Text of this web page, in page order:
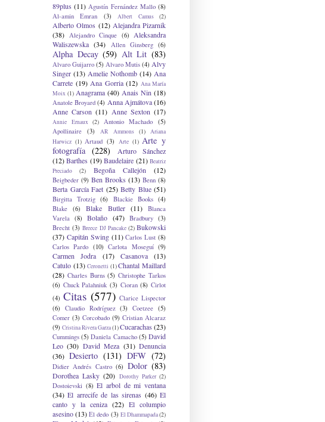
89plus (11) Agustín Fernández Mallo (8)
Al-amin Emran
(3) Albert Camus (2)
Alberto Olmos (12) Alejandra Pizarnik
(38)
Alejandro Cinque (6)
Aleksandra
Waliszewska (34) Allen Ginsberg (6)
Alpha Decay (59) Alt Lit (83)
Alvaro Guijarro (5) Alvaro Mutis (4) Alvy
Singer (13) Amelie Nothomb (14) Ana
Carrete (19) Ana Gorria (12) Ana María
Moix (1) Anagrama (40) Anais Nin (18)
Anatole Broyard (4) Anna Ajmátova (16)
Anne Carson (11) Anne Sexton (17)
Annie Ernaux (2) Antonio Machado
(5)
Apollinaire
(3) AR Ammons (1)
Ariana
Harwicz (1) Artaud (3) Arte (1) Arte y
fotografía (228)
Arturo Sánchez
(12) Barthes (19) Baudelaire (21) Beatriz
Preciado
(2) Begoña Callejón (12)
Beigbeder (9) Ben Brooks (13) Benn (8)
Berta García Faet (25) Betty Blue (51)
Birgitta Trotzig (6) Blackie Books (4)
Blake
(6) Blake Butler (11)
Blanca
Varela
(8) Bolaño (47) Bradbury (3)
Brecht (3) Breece DJ Pancake (2) Bukowski
(37) Capitán Swing (11) Carlos Lust (8)
Carlos Pardo (10) Carlota Moseguí (9)
Carmen Jodra (17) Casanova
(13)
Catulo (13) Ceronetti (1) Chantal Maillard
(28) Charles Burns (5) Christophe Tarkos
(6) Chuck Palahniuk (3) Cioran (8) Cirlot
(4) Citas (577) Clarice Lispector
(6)
Claudio Rodríguez (3) Coetzee (5)
Comer (3) Corcobado (9) Cristian Alcaraz
(9) Cristina Rivera Garza(1)Cucarachas (23)
Cummings (5) Daniela Camacho (5) David
Leo (30) David Meza (31) Denuncia
(36) Desierto (131) DFW (72)
Didier Andrés Castro (6) Dolor (83)
Dorothea Lasky (20) Dorothy Parker (2)
Dostoievski (8) El arbol de mi ventana
(34) El arrecife de las sirenas (46) El
canto y la ceniza (22) El columpio
asesino(13) El dedo (3) El Dhammapada(2)